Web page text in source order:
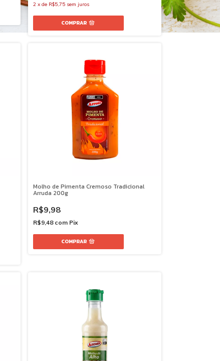
2 x de R$5,75 sem juros
Molho de Pimenta Cremoso Tradicional
Arruda 200g
R$9,98
R$9,48 com Pix